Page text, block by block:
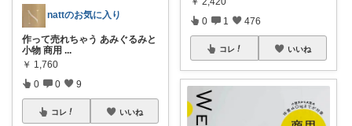
nattのお気に入り
作って売れちゃう あみぐるみと
小物 商用 ...
￥ 1,760
0 0 9
コレ いいね
0 1 476
コレ いいね